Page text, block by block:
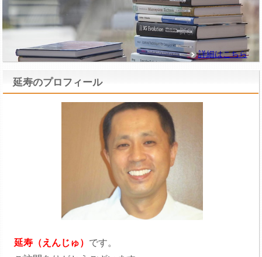
詳細はこちら
延寿のプロフィール
延寿（えんじゅ） です。